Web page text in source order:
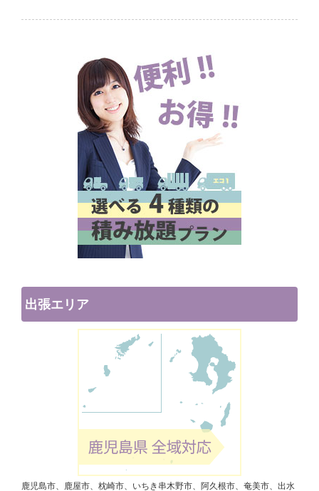
出張エリア
鹿児島市、鹿屋市、枕崎市、いちき串木野市、阿久根市、奄美市、出水